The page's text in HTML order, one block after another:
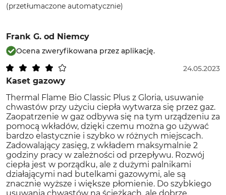
(przetłumaczone automatycznie)
Frank G. od Niemcy
Ocena zweryfikowana przez aplikację.
Kaset gazowy
24.05.2023
Thermal Flame Bio Classic Plus z Gloria, usuwanie
chwastów przy użyciu ciepła wytwarza się przez gaz.
Zaopatrzenie w gaz odbywa się na tym urządzeniu za
pomocą wkładów, dzięki czemu można go używać
bardzo elastycznie i szybko w różnych miejscach.
Zadowalający zasięg, z wkładem maksymalnie 2
godziny pracy w zależności od przepływu. Rozwój
ciepła jest w porządku, ale z dużymi palnikami
działającymi nad butelkami gazowymi, ale są
znacznie wyższe i większe płomienie. Do szybkiego